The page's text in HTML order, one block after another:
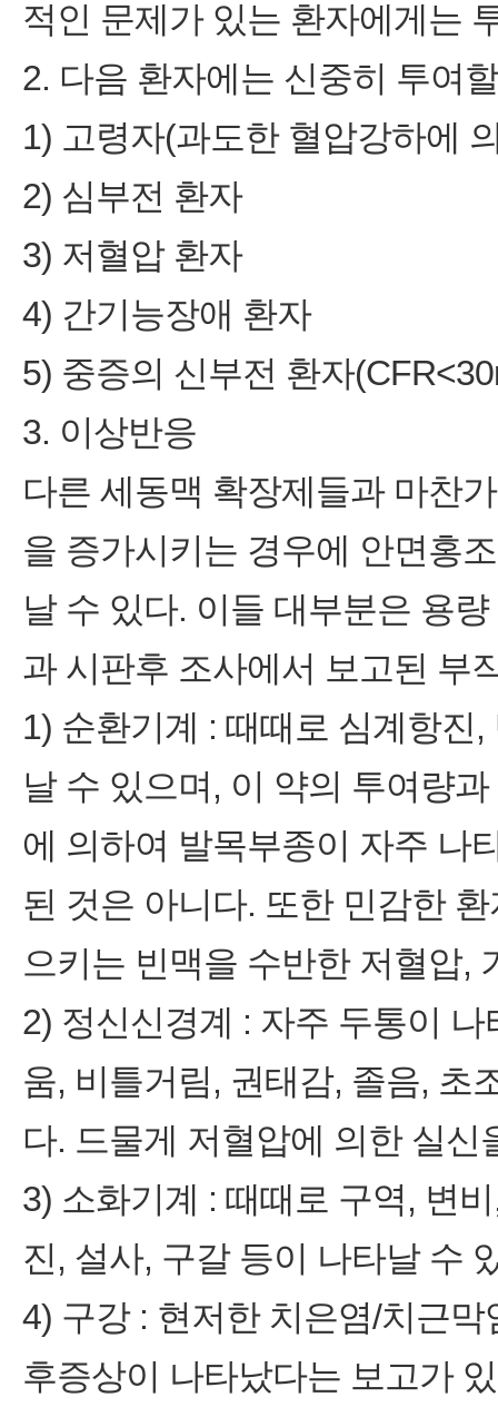
적인 문제가 있는 환자에게는
2. 다음 환자에는 신중히 투여
1) 고령자(과도한 혈압강하에
2) 심부전 환자
3) 저혈압 환자
4) 간기능장애 환자
5) 중증의 신부전 환자
3. 이상반응
다른 세동맥 확장제들과 마찬
을 증가시키는 경우에 안면홍
날 수 있다. 이들 대부분은 용
과 시판후 조사에서 보고된 부
1) 순환기계 : 때때로 심계항진
날 수 있으며, 이 약의 투여량
에 의하여 발목부종이 자주 나
된 것은 아니다. 또한 민감한
으키는 빈맥을 수반한 저혈압,
2) 정신신경계 : 자주 두통이
움, 비틀거림, 권태감, 졸음, 초
다. 드물게 저혈압에 의한 실신
3) 소화기계 : 때때로 구역, 변
진, 설사, 구갈 등이 나타날 수
4) 구강 : 현저한 치은염/치근
후증상이 나타났다는 보고가